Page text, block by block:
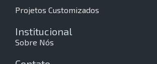
Projetos Customizados
Institucional
Sobre Nós